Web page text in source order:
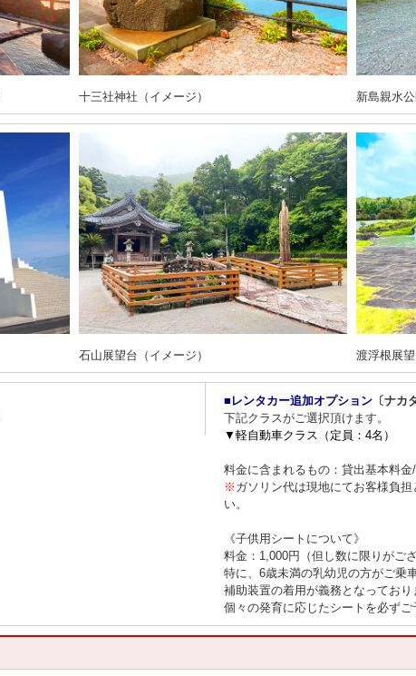
十三社神社（イメージ） 新島親水
石山展望台（イメージ） 渡浮根展
■レンタカー追加オプション 〔ナカ
下記クラスがご選択頂けます。
▼軽自動車クラス（定員：4名）
料金に含まれるもの：貸出基本料
※ ガソリン代は現地にてお客様負
い。
《子供用シートについて》
料金：1,000円（但し数に限りがご
特に、6歳未満の乳幼児の方がご乗
補助装置の着用が義務となっており
個々の発育に応じたシートを必ず